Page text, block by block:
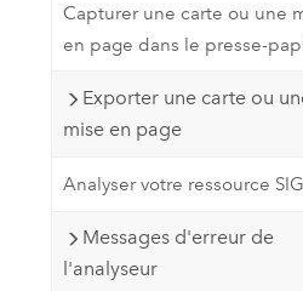
Capturer une carte ou une
en page dans le presse-
Exporter une carte ou
mise en page
Analyser votre ressource SIG
Messages d'erreur de
l'analyseur